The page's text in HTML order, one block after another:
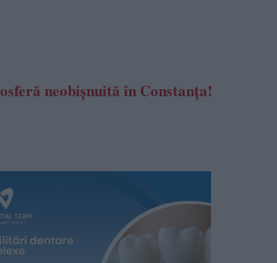
neobișnuită în Constanța!